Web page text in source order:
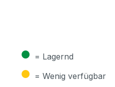
● = Lagernd
● = Wenig verfügbar